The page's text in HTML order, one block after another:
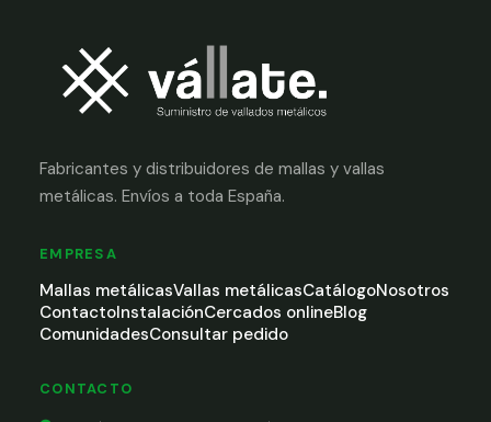
Fabricantes y distribuidores de mallas y vallas
metálicas. Envíos a toda España.
EMPRESA
Mallas metálicasVallas metálicasCatálogoNosotros
ContactoInstalaciónCercados onlineBlog
ComunidadesConsultar pedido
CONTACTO